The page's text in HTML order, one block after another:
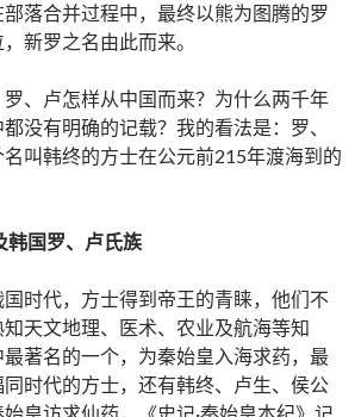
落合并过程中，最终以熊为图腾的罗
新罗之名由此而来。
、卢怎样从中国而来？为什么两千年
没有明确的记载？我的看法是：罗、
叫韩终的方士在公元前215年渡海到的
韩国罗、卢氏族
时代，方士得到帝王的青睐，他们不
天文地理、医术、农业及航海等知
著名的一个，为秦始皇入海求药，最
时代的方士，还有韩终、卢生、侯公